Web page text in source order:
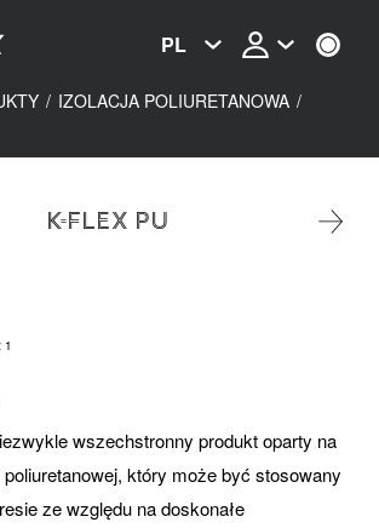
PL
/ IZOLACJA POLIURETANOWA /
K-FLEX PU
wszechstronny produkt oparty na
który może być stosowany
ze względu na doskonałe